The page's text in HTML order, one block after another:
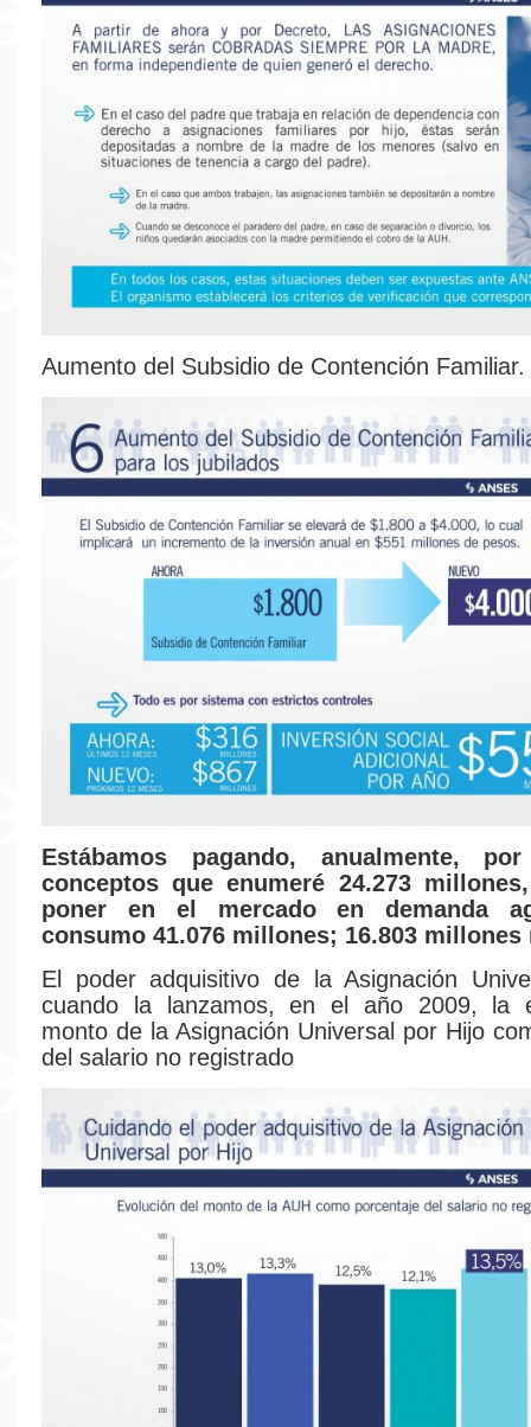
Aumento del Subsidio de Contención Familiar.
Estábamos pagando, anualmente,
conceptos que enumeré 24.273
poner en el mercado en demanda
consumo 41.076 millones; 16.803 millones
El poder adquisitivo de la Asignación
cuando la lanzamos, en el año 2009, la
monto de la Asignación Universal por Hijo
del salario no registrado